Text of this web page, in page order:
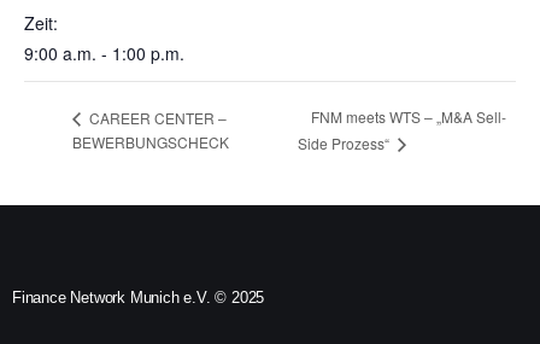
Zeit:
9:00 a.m. - 1:00 p.m.
CAREER CENTER –
BEWERBUNGSCHECK
FNM meets WTS – „M&A Sell-
Side Prozess“
Finance Network Munich e.V. © 2025